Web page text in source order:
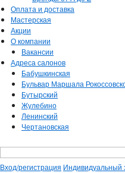
Оплата и доставка
Мастерская
Акции
О компании
Вакансии
Адреса салонов
Бабушкинская
Бульвар Маршала
Бутырский
Жулебино
Ленинский
Чертановская
Вход/регистрация Индивидуальный